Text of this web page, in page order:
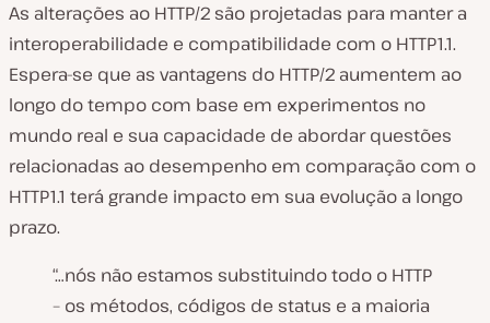
As alterações ao HTTP/2 são projetadas para manter a
interoperabilidade e compatibilidade com o HTTP1.1.
Espera-se que as vantagens do HTTP/2 aumentem ao
longo do tempo com base em experimentos no
mundo real e sua capacidade de abordar questões
relacionadas ao desempenho em comparação com o
HTTP1.1 terá grande impacto em sua evolução a longo
prazo.
“…nós não estamos substituindo todo o HTTP
– os métodos, códigos de status e a maioria